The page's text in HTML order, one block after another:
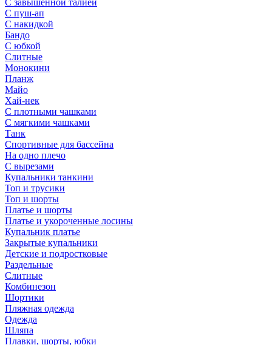
С пуш-ап
С накидкой
Бандо
С юбкой
Слитные
Монокини
Планж
Майо
Хай-нек
С плотными чашками
С мягкими чашками
Танк
Спортивные для бассейна
На одно плечо
С вырезами
Купальники танкини
Топ и трусики
Топ и шорты
Платье и шорты
Платье и укороченные лосины
Купальник платье
Закрытые купальники
Детские и подростковые
Раздельные
Слитные
Комбинезон
Шортики
Пляжная одежда
Одежда
Шляпа
Плавки, шорты, юбки